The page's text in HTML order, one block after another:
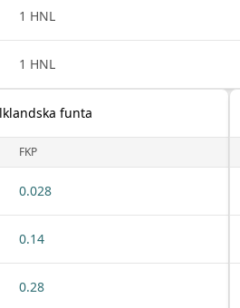
1 HNL
1 HNL
funta
FKP
0.028
0.14
0.28